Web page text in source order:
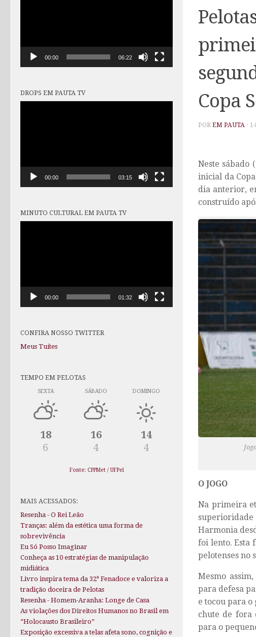
Copa
POR EM PAUTA ·
Neste sábado
inicial da
dia anterior,
construído
O JOGO
Na primeira
superioridade
Harmonia
foi lento. Esta
pelotenses no
Mesmo
para defesa
e tocou para
chute de fora
para o
00:00 06:22
DROPS EM PAUTA TV
00:00 03:15
MINUTO CULTURAL EM PAUTA TV
00:00 01:32
CONFIRA NOSSO TWITTER
Meus Tuítes
TEMPO EM PELOTAS
SEXTA
18
6
SÁBADO
16
4
DOMINGO
14
4
Fonte: CPPMet / UFPel
MAIS ACESSADOS:
Resenha - O Rei Leão
Tranças: além da estética uma forma de
sobrevivência
Eu Só Posso Imaginar
Conheça as 10 estratégias de manipulação
midiática
Livro inspira tema da 32ª Fenadoce e valoriza a
tradição doceira de Pelotas
Resenha - Homem-Aranha: Longe de Casa
As violações dos Direitos Humanos no Brasil em
“Holocausto Brasileiro”
Exposição excessiva a telas afeta sono, cognição e